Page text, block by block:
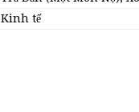
Kinh tế